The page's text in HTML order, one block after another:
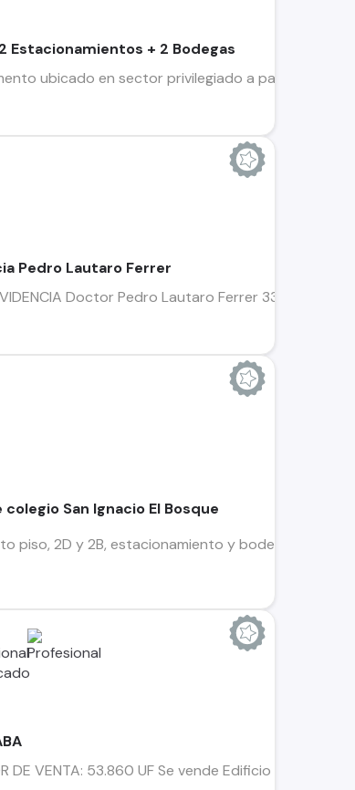
Estacionamientos + 2 Bodegas
ubicado en sector privilegiado a pasos de
Pedro Lautaro Ferrer
Doctor Pedro Lautaro Ferrer 3339,
San Ignacio El Bosque
piso, 2D y 2B, estacionamiento y bodega,
DE VENTA: 53.860 UF Se vende Edificio